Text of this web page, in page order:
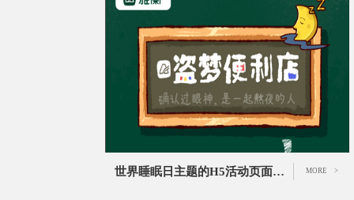
世界睡眠日主题的H5活动页面设计 MORE >